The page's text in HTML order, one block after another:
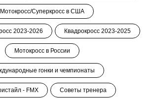
Мотокросс/Суперкросс в США
2023-2026 Квадрокросс 2023-2025
Мотокросс в России
гонки и чемпионаты
- FMX Советы тренера